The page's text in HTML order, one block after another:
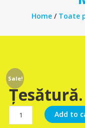
Home/ Toate
Sale!
Țesătură.
Țesătură.
quantity
Add to